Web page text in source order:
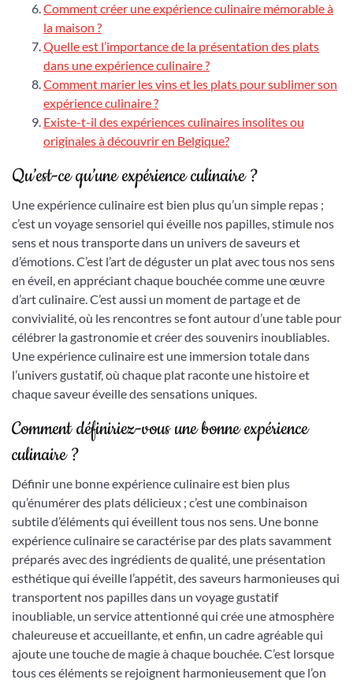
Comment créer une expérience culinaire mémorable à
la maison ?
Quelle est l’importance de la présentation des plats
dans une expérience culinaire ?
Comment marier les vins et les plats pour sublimer son
expérience culinaire ?
Existe-t-il des expériences culinaires insolites ou
originales à découvrir en Belgique?
Qu’est-ce qu’une expérience culinaire ?
Une expérience culinaire est bien plus qu’un simple repas ;
c’est un voyage sensoriel qui éveille nos papilles, stimule nos
sens et nous transporte dans un univers de saveurs et
d’émotions. C’est l’art de déguster un plat avec tous nos sens
en éveil, en appréciant chaque bouchée comme une œuvre
d’art culinaire. C’est aussi un moment de partage et de
convivialité, où les rencontres se font autour d’une table pour
célébrer la gastronomie et créer des souvenirs inoubliables.
Une expérience culinaire est une immersion totale dans
l’univers gustatif, où chaque plat raconte une histoire et
chaque saveur éveille des sensations uniques.
Comment définiriez-vous une bonne expérience
culinaire ?
Définir une bonne expérience culinaire est bien plus
qu’énumérer des plats délicieux ; c’est une combinaison
subtile d’éléments qui éveillent tous nos sens. Une bonne
expérience culinaire se caractérise par des plats savamment
préparés avec des ingrédients de qualité, une présentation
esthétique qui éveille l’appétit, des saveurs harmonieuses qui
transportent nos papilles dans un voyage gustatif
inoubliable, un service attentionné qui crée une atmosphère
chaleureuse et accueillante, et enfin, un cadre agréable qui
ajoute une touche de magie à chaque bouchée. C’est lorsque
tous ces éléments se rejoignent harmonieusement que l’on